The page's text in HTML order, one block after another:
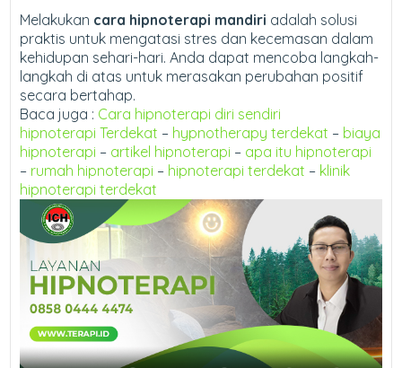
Melakukan cara hipnoterapi mandiri adalah solusi
praktis untuk mengatasi stres dan kecemasan dalam
kehidupan sehari-hari. Anda dapat mencoba langkah-
langkah di atas untuk merasakan perubahan positif
secara bertahap.
Baca juga : Cara hipnoterapi diri sendiri
hipnoterapi Terdekat – hypnotherapy terdekat – biaya
hipnoterapi – artikel hipnoterapi – apa itu hipnoterapi
– rumah hipnoterapi – hipnoterapi terdekat – klinik
hipnoterapi terdekat